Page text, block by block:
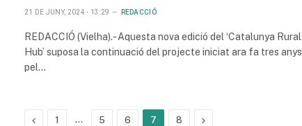
21 DE JUNY, 2024 - 13:29 REDACCIÓ
REDACCIÓ (Vielha).- Aquesta nova edició del ‘Catalunya Rural
Hub’ suposa la continuació del projecte iniciat ara fa tres anys
pel…
Previous
1 … 5 6 7 8 Next